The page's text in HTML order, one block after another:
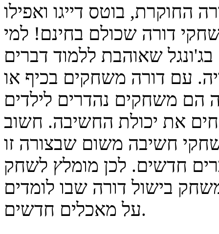
החוקרת, בוטס דייגו ואפילו
דורה שכולם בחינם! למי
שאוהבת ללמוד דברים
עם דורה משחקים בכיף או
משחקים נהדרים לילדים
את יכולת החשיבה. חשוב
חשיבה משום שבצורה זו
חדשים. לכן מומלץ לשחק
בישול דורה שבו לומדים
על מאכלים חדשים.